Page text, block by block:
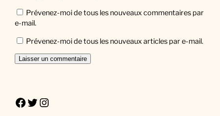
Prévenez-moi de tous les nouveaux commentaires par
e-mail.
Prévenez-moi de tous les nouveaux articles par e-mail.
Facebook Twitter Instagram